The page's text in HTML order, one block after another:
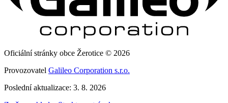
Oficiální stránky obce Žerotice © 2026
Provozovatel Galileo Corporation s.r.o.
Poslední aktualizace: 3. 8. 2026